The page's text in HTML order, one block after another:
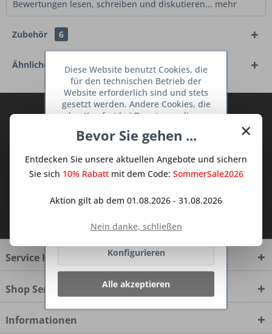
Bewertungen lesen, schreiben und diskutieren... mehr
Zubehör 6
Ähnliche Artikel
Abonnieren Sie den kostenlosen Deine
Sie keine Neuigkeit oder Aktion mehr aus
dem Traum Küchen - Shop.
Ich habe dieDatenschutzbestimmungen
zur Kenntnis genommen.
Service Hotline
Shop Service
Informationen
×
Bevor Sie gehen ...
Entdecken Sie unsere aktuellen Angebote und sichern
Sie sich 10% Rabattmit dem Code: SommerSale2026
Aktion gilt ab dem 01.08.2026 - 31.08.2026
Nein danke, schließen
Diese Website benutzt Cookies, die
für den technischen Betrieb der
Website erforderlich sind und stets
gesetzt werden. Andere Cookies, die
den Komfort bei Benutzung dieser
dienen oder die Interaktion mit
Netzwerken vereinfachen sollen,
werden nur mit Ihrer Zustimmung
Ablehnen
Konfigurieren
Alle akzeptieren